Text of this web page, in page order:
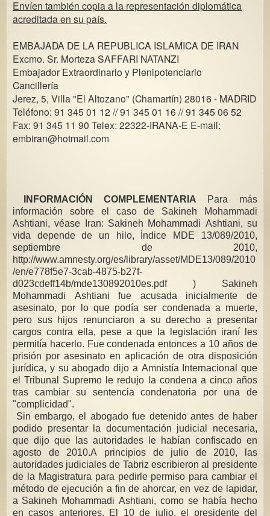
Envíen también copia a la representación diplomática
acreditada en su país.
EMBAJADA DE LA REPUBLICA ISLAMICA DE IRAN
Excmo. Sr. Morteza SAFFARI NATANZI
Embajador Extraordinario y Plenipotenciario
Cancillería
Jerez, 5, Villa "El Altozano" (Chamartín) 28016 - MADRID
Teléfono: 91 345 01 12 // 91 345 01 16 // 91 345 06 52
Fax: 91 345 11 90 Telex: 22322-IRANA-E E-mail:
embiran@hotmail.com
INFORMACIÓN COMPLEMENTARIA
información sobre el caso de Sakineh Mohammadi
Ashtiani, véase Iran: Sakineh Mohammadi Ashtiani, su
vida depende de un hilo, Índice MDE 13/089/2010,
septiembre de 2010,
http://www.amnesty.org/es/library/asset/MDE13/089/2010
/en/e778f5e7-3cab-4875-b27f-
d023cdeff14b/mde130892010es.pdf ) Sakineh
Mohammadi Ashtiani fue acusada inicialmente de
asesinato, por lo que podía ser condenada a muerte,
pero sus hijos renunciaron a su derecho a presentar
cargos contra ella, pese a que la legislación iraní les
permitía hacerlo. Fue condenada entonces a 10 años de
prisión por asesinato en aplicación de otra disposición
jurídica, y su abogado dijo a Amnistía Internacional que
el Tribunal Supremo le redujo la condena a cinco años
tras cambiar su sentencia condenatoria por una de
"complicidad".
Sin embargo, el abogado fue detenido antes de haber
podido presentar la documentación judicial necesaria,
que dijo que las autoridades le habían confiscado en
agosto de 2010.A principios de julio de 2010, las
autoridades judiciales de Tabriz escribieron al presidente
de la Magistratura para pedirle permiso para cambiar el
método de ejecución a fin de ahorcar, en vez de lapidar,
a Sakineh Mohammadi Ashtiani, como se había hecho
en casos anteriores. El 10 de julio, el presidente del